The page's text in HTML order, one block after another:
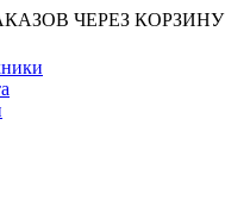
ЧЕРЕЗ КОРЗИНУ